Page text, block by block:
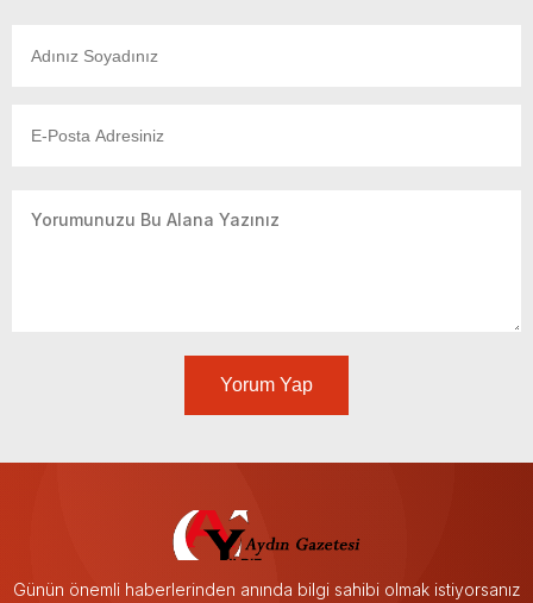
Yorum Yap
Günün önemli haberlerinden anında bilgi sahibi olmak istiyorsanız